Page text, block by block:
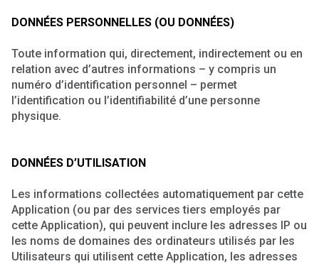
DONNÉES PERSONNELLES (OU DONNÉES)
Toute information qui, directement, indirectement ou en
relation avec d’autres informations – y compris un
numéro d’identification personnel – permet
l’identification ou l’identifiabilité d’une personne
physique.
DONNÉES D’UTILISATION
Les informations collectées automatiquement par cette
Application (ou par des services tiers employés par
cette Application), qui peuvent inclure les adresses IP ou
les noms de domaines des ordinateurs utilisés par les
Utilisateurs qui utilisent cette Application, les adresses